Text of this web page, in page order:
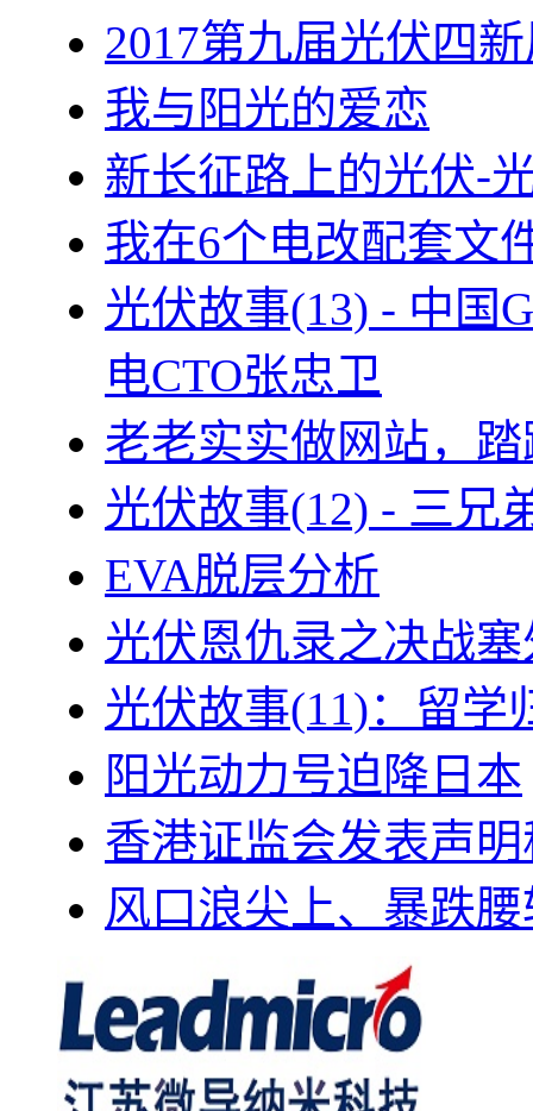
2017第九届光伏四
我与阳光的爱恋
新长征路上的光伏-
我在6个电改配套文
光伏故事(13) - 中国
电CTO张忠卫
老老实实做网站，
光伏故事(12) - 三兄
EVA脱层分析
光伏恩仇录之决战
光伏故事(11)：留学
阳光动力号迫降日本
香港证监会发表声
风口浪尖上、暴跌